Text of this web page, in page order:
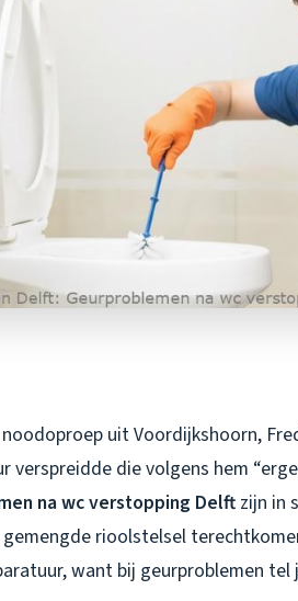
noodoproep uit Voordijkshoorn,
verspreidde die volgens hem
na wc verstopping Delftzijn in
rioolstelsel
want bij geurproblemen tel